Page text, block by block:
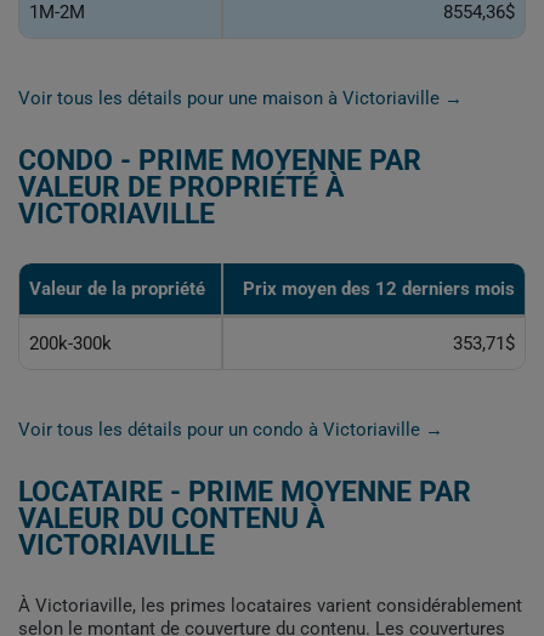
1M-2M 8554,36$
Voir tous les détails pour une maison à Victoriaville →
CONDO - PRIME MOYENNE PAR
VALEUR DE PROPRIÉTÉ À
VICTORIAVILLE
Valeur de la propriété Prix moyen des 12 derniers mois
200k-300k 353,71$
Voir tous les détails pour un condo à Victoriaville →
LOCATAIRE - PRIME MOYENNE PAR
VALEUR DU CONTENU À
VICTORIAVILLE
À Victoriaville, les primes locataires varient considérablement
selon le montant de couverture du contenu. Les couvertures